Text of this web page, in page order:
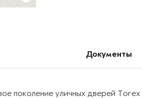
Документы
поколение уличных дверей